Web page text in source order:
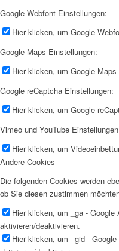
Google Webfont Einstellungen:
Hier klicken, um Google
Google Maps Einstellungen:
Hier klicken, um Google
Google reCaptcha Einstellungen:
Hier klicken, um Google
Vimeo und YouTube
Hier klicken, um
Andere Cookies
Die folgenden Cookies werden
ob Sie diesen zustimmen
Hier klicken, um _ga -
aktivieren/deaktivieren.
Hier klicken, um _gid -